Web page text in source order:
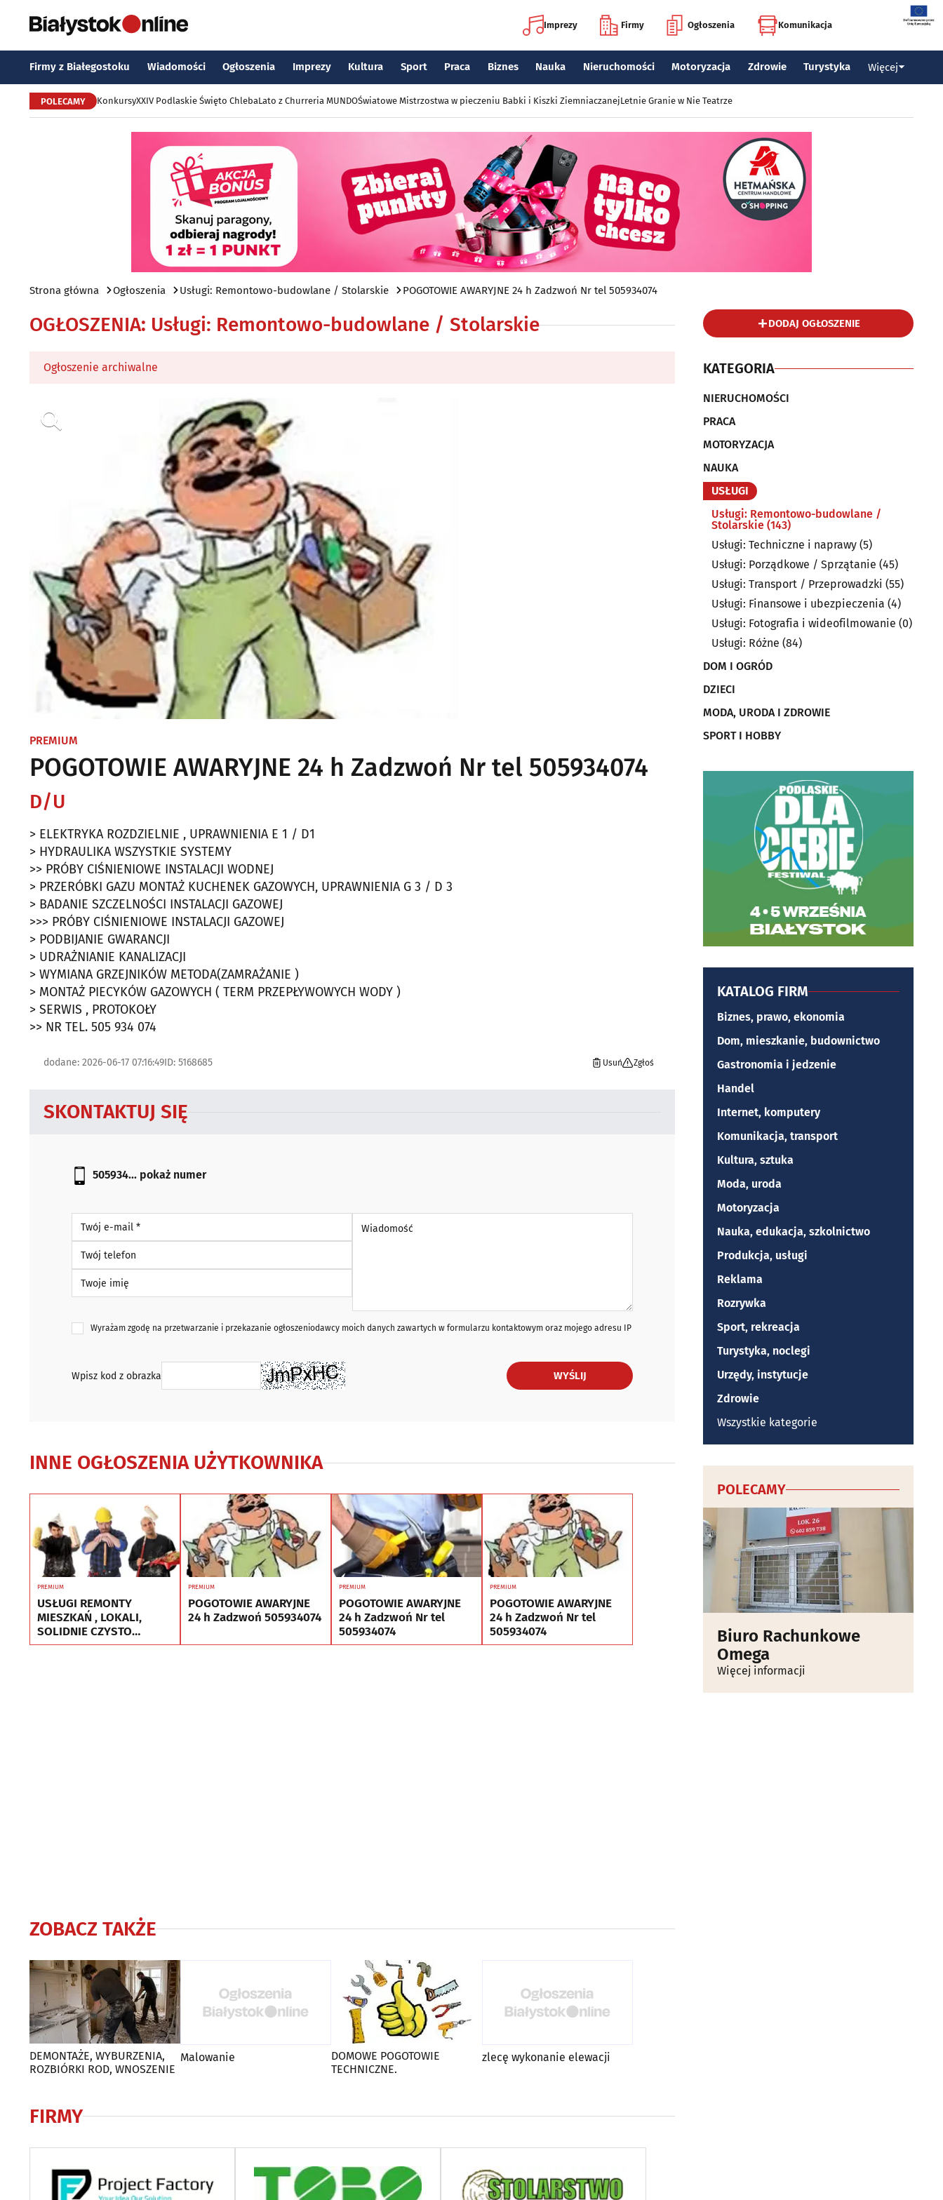
Imprezy Firmy Ogłoszenia Komunikacja
Firmy z Białegostoku Wiadomości Ogłoszenia Imprezy Kultura Sport Praca Biznes Nauka Nieruchomości Motoryzacja Zdrowie Turystyka Więcej
POLECAMY KonkursyXXIV Podlaskie Święto ChlebaLato z Churreria MUNDOŚwiatowe Mistrzostwa w pieczeniu Babki i Kiszki ZiemniaczanejLetnie Granie w Nie Teatrze
Strona główna Ogłoszenia Usługi: Remontowo-budowlane / Stolarskie POGOTOWIE AWARYJNE 24 h Zadzwoń Nr tel 505934074
OGŁOSZENIA: Usługi: Remontowo-budowlane / Stolarskie
Ogłoszenie archiwalne
PREMIUM
POGOTOWIE AWARYJNE 24 h Zadzwoń Nr tel 505934074
D/U
> ELEKTRYKA ROZDZIELNIE , UPRAWNIENIA E 1 / D1
> HYDRAULIKA WSZYSTKIE SYSTEMY
>> PRÓBY CIŚNIENIOWE INSTALACJI WODNEJ
> PRZERÓBKI GAZU MONTAŻ KUCHENEK GAZOWYCH, UPRAWNIENIA G 3 / D 3
> BADANIE SZCZELNOŚCI INSTALACJI GAZOWEJ
>>> PRÓBY CIŚNIENIOWE INSTALACJI GAZOWEJ
> PODBIJANIE GWARANCJI
> UDRAŻNIANIE KANALIZACJI
> WYMIANA GRZEJNIKÓW METODA(ZAMRAŻANIE )
> MONTAŻ PIECYKÓW GAZOWYCH ( TERM PRZEPŁYWOWYCH WODY )
> SERWIS , PROTOKOŁY
>> NR TEL. 505 934 074
dodane: 2026-06-17 07:16:49ID: 5168685 Usuń Zgłoś
SKONTAKTUJ SIĘ
505934... pokaż numer
Wyrażam zgodę na przetwarzanie i przekazanie ogłoszeniodawcy moich danych zawartych w formularzu kontaktowym oraz mojego adresu IP
Wpisz kod z obrazka WYŚLIJ
INNE OGŁOSZENIA UŻYTKOWNIKA
PREMIUM
USŁUGI REMONTY
MIESZKAŃ , LOKALI,
SOLIDNIE CZYSTO
GWARANCJA ..Nr tel
PREMIUM
POGOTOWIE AWARYJNE
24 h Zadzwoń 505934074
PREMIUM
POGOTOWIE AWARYJNE
24 h Zadzwoń Nr tel
505934074
PREMIUM
POGOTOWIE AWARYJNE
24 h Zadzwoń Nr tel
505934074
ZOBACZ TAKŻE
DEMONTAŻE, WYBURZENIA,
ROZBIÓRKI ROD, WNOSZENIE
Malowanie
DOMOWE POGOTOWIE
TECHNICZNE.
zlecę wykonanie elewacji
FIRMY
DODAJ OGŁOSZENIE
KATEGORIA
NIERUCHOMOŚCI
PRACA
MOTORYZACJA
NAUKA
USŁUGI
Usługi: Remontowo-budowlane /
Stolarskie (143)
Usługi: Techniczne i naprawy (5)
Usługi: Porządkowe / Sprzątanie (45)
Usługi: Transport / Przeprowadzki (55)
Usługi: Finansowe i ubezpieczenia (4)
Usługi: Fotografia i wideofilmowanie (0)
Usługi: Różne (84)
DOM I OGRÓD
DZIECI
MODA, URODA I ZDROWIE
SPORT I HOBBY
KATALOG FIRM
Biznes, prawo, ekonomia
Dom, mieszkanie, budownictwo
Gastronomia i jedzenie
Handel
Internet, komputery
Komunikacja, transport
Kultura, sztuka
Moda, uroda
Motoryzacja
Nauka, edukacja, szkolnictwo
Produkcja, usługi
Reklama
Rozrywka
Sport, rekreacja
Turystyka, noclegi
Urzędy, instytucje
Zdrowie
Wszystkie kategorie
POLECAMY
Biuro Rachunkowe
Omega
Więcej informacji